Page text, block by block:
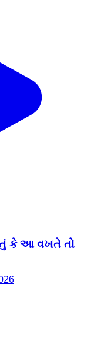
કે આ વખતે તો